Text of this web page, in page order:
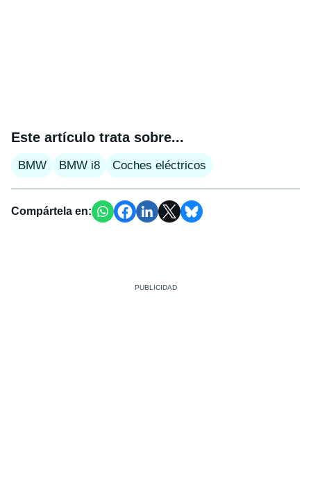
Este artículo trata sobre...
BMW BMW i8 Coches eléctricos
Compártela en: